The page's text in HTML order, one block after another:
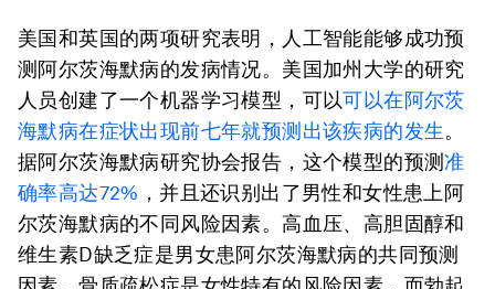
美国和英国的两项研究表明，人工智能能够成功预
测阿尔茨海默病的发病情况。美国加州大学的研究
人员创建了一个机器学习模型，可以可以在阿尔茨
海默病在症状出现前七年就预测出该疾病的发生。
据阿尔茨海默病研究协会报告，这个模型的预测准
确率高达72% ，并且还识别出了男性和女性患上阿
尔茨海默病的不同风险因素。高血压、高胆固醇和
维生素D缺乏症是男女患阿尔茨海默病的共同预测